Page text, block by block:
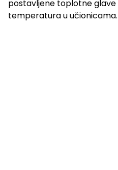
postavljene toplotne glave
temperatura u učionicama.